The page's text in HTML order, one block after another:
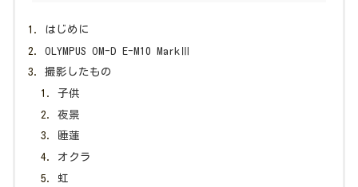
はじめに
OLYMPUS OM-D E-M10 MarkⅢ
撮影したもの
子供
夜景
睡蓮
オクラ
虹